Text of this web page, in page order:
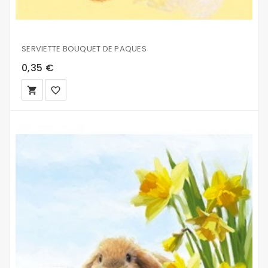
SERVIETTE BOUQUET DE PAQUES
0,35 €
local_grocery_store favorite_border